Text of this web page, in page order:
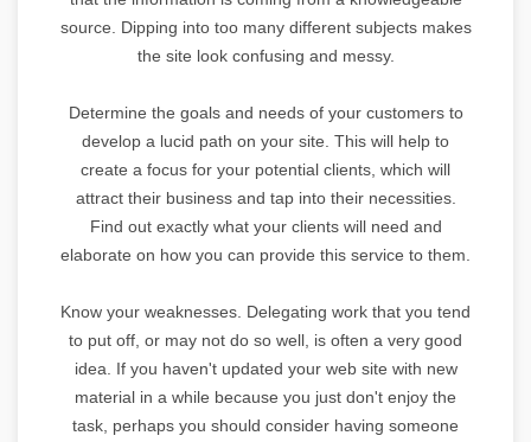
source. Dipping into too many different subjects makes
the site look confusing and messy.
Determine the goals and needs of your customers to
develop a lucid path on your site. This will help to
create a focus for your potential clients, which will
attract their business and tap into their necessities.
Find out exactly what your clients will need and
elaborate on how you can provide this service to them.
Know your weaknesses. Delegating work that you tend
to put off, or may not do so well, is often a very good
idea. If you haven't updated your web site with new
material in a while because you just don't enjoy the
task, perhaps you should consider having someone